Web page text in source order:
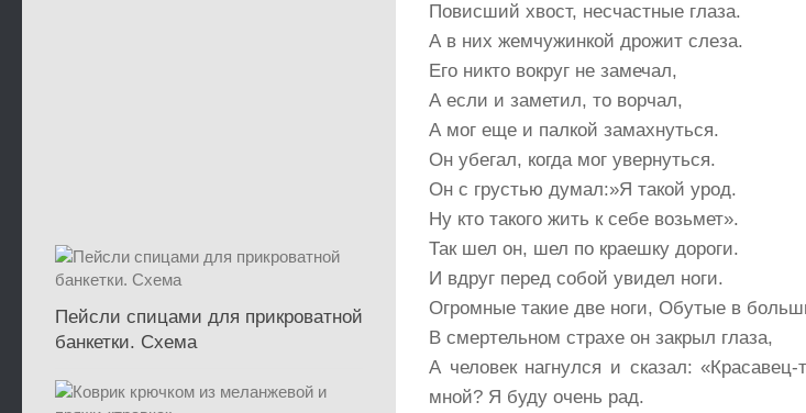
Повисший хвост, несчастные глаза.
А в них жемчужинкой дрожит слеза.
Его никто вокруг не замечал,
А если и заметил, то ворчал,
А мог еще и палкой замахнуться.
Он убегал, когда мог увернуться.
Он с грустью думал:»Я такой урод.
Ну кто такого жить к себе возьмет».
Так шел он, шел по краешку дороги.
И вдруг перед собой увидел ноги.
Огромные такие две ноги, Обутые в
В смертельном страхе он закрыл глаза,
А человек нагнулся и сказал:
мной? Я буду очень рад.
Пейсли спицами для прикроватной
банкетки. Схема